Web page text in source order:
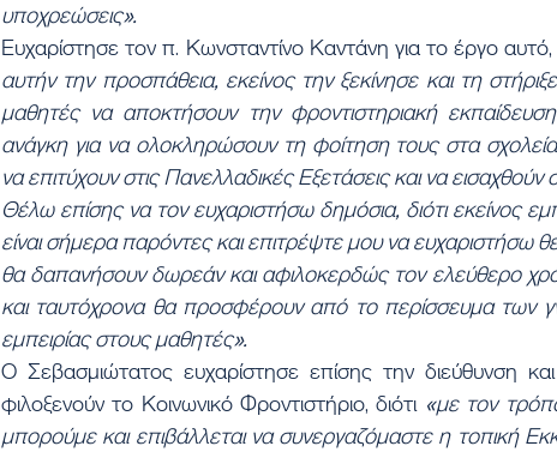
υποχρεώσεις».
Ευχαρίστησε τον π. Κωνσταντίνο Καντάνη για το έργο αυτό,
αυτήν την προσπάθεια, εκείνος την ξεκίνησε και τη
μαθητές να αποκτήσουν την φροντιστηριακή
ανάγκη για να ολοκληρώσουν τη φοίτηση τους στα
να επιτύχουν στις Πανελλαδικές Εξετάσεις και να
Θέλω επίσης να τον ευχαριστήσω δημόσια, διότι εκείνος
είναι σήμερα παρόντες και επιτρέψτε μου να ευχαριστήσω
θα δαπανήσουν δωρεάν και αφιλοκερδώς τον ελεύθερο
και ταυτόχρονα θα προσφέρουν από το περίσσευμα των
εμπειρίας στους μαθητές».
Ο Σεβασμιώτατος ευχαρίστησε επίσης την διεύθυνση
φιλοξενούν το Κοινωνικό Φροντιστήριο, διότι «με τον
μπορούμε και επιβάλλεται να συνεργαζόμαστε η τοπική